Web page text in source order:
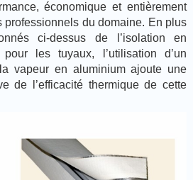
économique et entièrement
professionnels du domaine. En plus
ci-dessus de l’isolation en
les tuyaux, l’utilisation d’un
vapeur en aluminium ajoute une
de l’efficacité thermique de cette